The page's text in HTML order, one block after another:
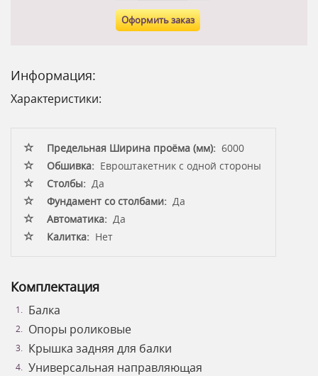
Оформить заказ
Информация:
Характеристики:
Предельная Ширина проёма (мм): 6000
Обшивка: Евроштакетник с одной стороны
Столбы: Да
Фундамент со столбами: Да
Автоматика: Да
Калитка: Нет
Комплектация
Балка
Опоры роликовые
Крышка задняя для балки
Универсальная направляющая